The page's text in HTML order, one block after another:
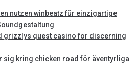
nutzen winbeatz für einzigartige
grizzlys quest casino for discerning
sig kring chicken road för äventyrliga